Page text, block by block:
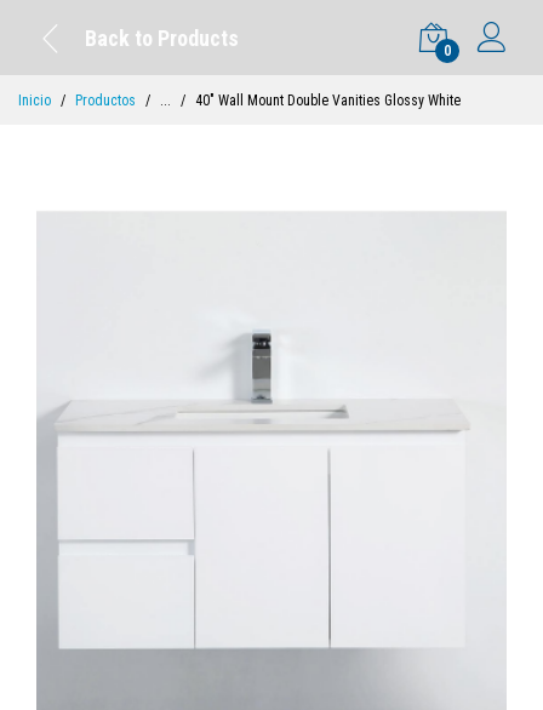
Back to Products
0
Inicio Productos ... 40" Wall Mount Double Vanities Glossy White